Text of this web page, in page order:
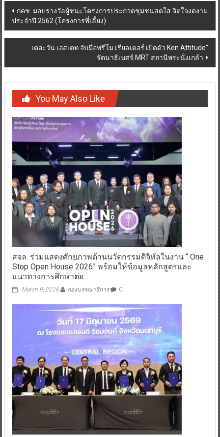
Post
navigation
กคช. มอบรางวัลผู้ชนะโครงการประกวดชุมชนสดใส จิตใจงดงาม
ประจำปี 2562 (โครงการพี่เลี้ยง)
เดอะวัน เอสเตท จับมือพรีโม เรียลเตอร์ เปิดตัว Ken Attitude”
รัตนาธิเบศร์ MRT สถานีพระนั่งเกล้า
You May Also Like
สจล. ร่วมแสดงศักยภาพด้านนวัตกรรมดิจิทัลในงาน “ One
Stop Open House 2026” พร้อมให้ข้อมูลหลักสูตรและ
แนวทางการศึกษาต่อ
March 9, 2026 กองบรรณาธิการ 0